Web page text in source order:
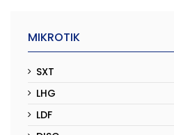
MIKROTIK
SXT
LHG
LDF